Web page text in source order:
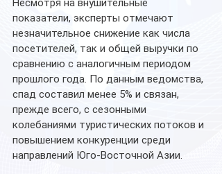
показатели, эксперты отмечают
незначительное снижение как числа
посетителей, так и общей выручки по
сравнению с аналогичным периодом
прошлого года. По данным ведомства,
спад составил менее 5% и связан,
прежде всего, с сезонными
колебаниями туристических потоков и
повышением конкуренции среди
направлений Юго-Восточной Азии.